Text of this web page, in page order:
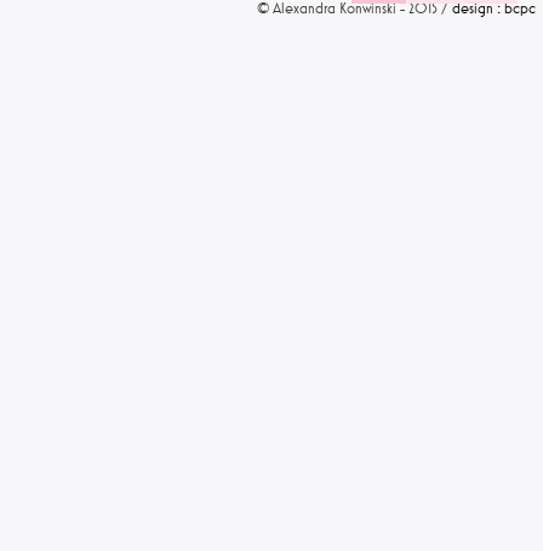
© Alexandra Konwinski - 2015 / design : bcpc
1 2 3